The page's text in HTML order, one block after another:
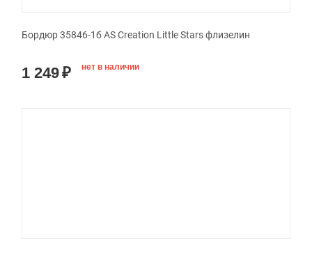
Бордюр 35846-1б AS Creation Little Stars флизелин
1 249₽ нет в наличии